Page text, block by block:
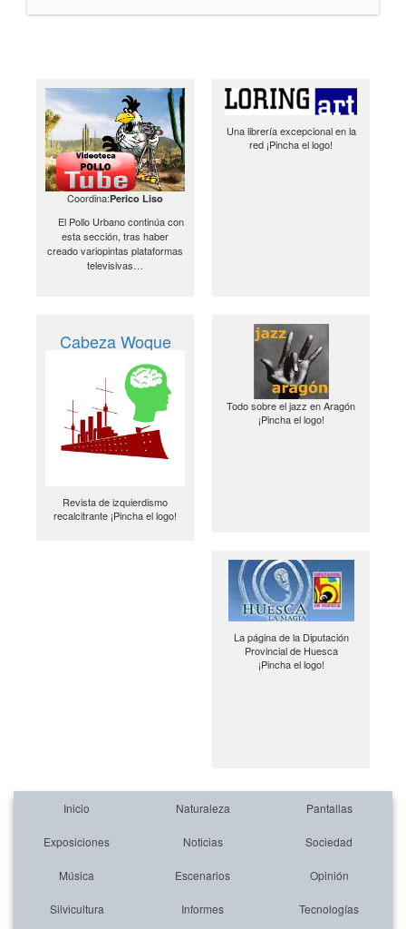
Coordina:Perico Liso
El Pollo Urbano continúa con
esta sección, tras haber
creado variopintas plataformas
televisivas…
Una librería excepcional en la
red ¡Pincha el logo!
Cabeza Woque
Revista de izquierdismo
recalcitrante ¡Pincha el logo!
Todo sobre el jazz en Aragón
¡Pincha el logo!
La página de la Diputación
Provincial de Huesca
¡Pincha el logo!
Inicio Naturaleza Pantallas
Exposiciones Noticias Sociedad
Música Escenarios Opinión
Silvicultura Informes Tecnologías